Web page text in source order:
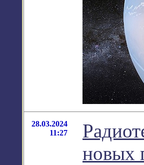
28.03.2024
11:27
новых